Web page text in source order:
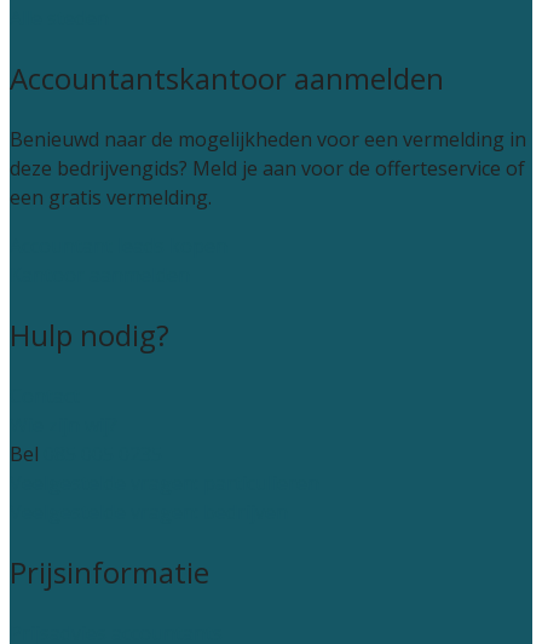
Accountantskantoor aanmelden
Benieuwd naar de mogelijkheden voor een vermelding in
deze bedrijvengids? Meld je aan voor de offerteservice of
een gratis vermelding.
Hulp nodig?
Bel
Prijsinformatie